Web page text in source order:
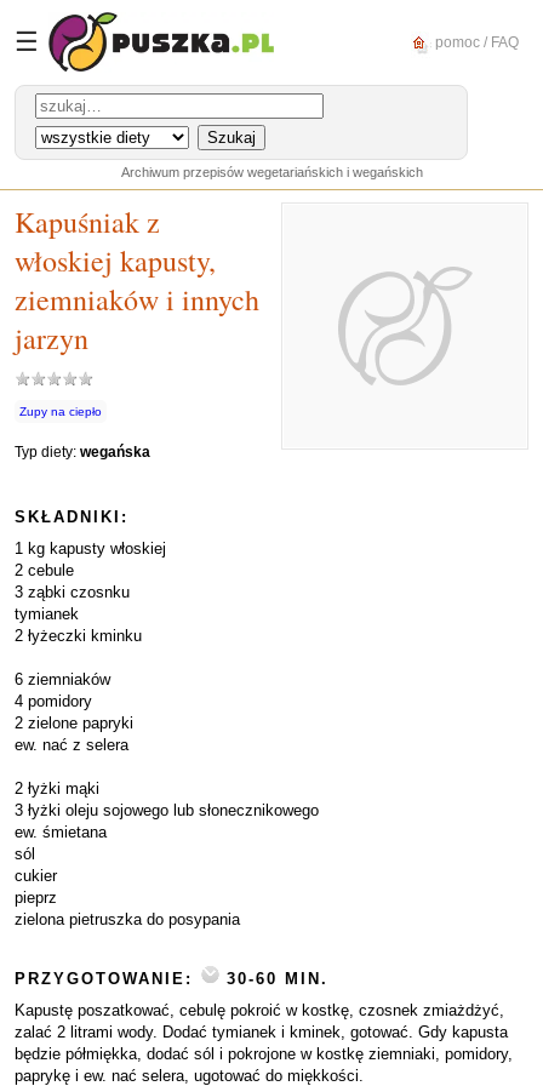
☰ pomoc / FAQ
Archiwum przepisów wegetariańskich i wegańskich
Kapuśniak z
włoskiej kapusty,
ziemniaków i innych
jarzyn
Zupy na ciepło
Typ diety: wegańska
SKŁADNIKI:
1 kg kapusty włoskiej
2 cebule
3 ząbki czosnku
tymianek
2 łyżeczki kminku
6 ziemniaków
4 pomidory
2 zielone papryki
ew. nać z selera
2 łyżki mąki
3 łyżki oleju sojowego lub słonecznikowego
ew. śmietana
sól
cukier
pieprz
zielona pietruszka do posypania
PRZYGOTOWANIE:
30-60 MIN.
Kapustę poszatkować, cebulę pokroić w kostkę, czosnek zmiażdżyć,
zalać 2 litrami wody. Dodać tymianek i kminek, gotować. Gdy kapusta
będzie półmiękka, dodać sól i pokrojone w kostkę ziemniaki, pomidory,
paprykę i ew. nać selera, ugotować do miękkości.